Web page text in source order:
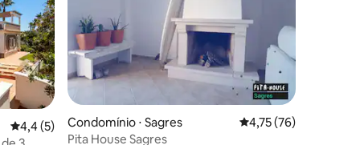
4,4 de uma avaliação média de 5, 5 avaliações
4,4 (5)
Condomínio ⋅ Sagres 4,75 de uma
4,75 (76)
Pita House Sagres